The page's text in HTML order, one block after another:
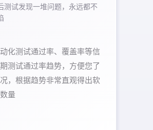
测试发现一堆问题，永远都不
化测试通过率、覆盖率等信
测试通过率趋势，方便您了
，根据趋势非常直观得出软
量